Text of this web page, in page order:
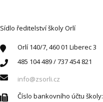
Sídlo ředitelství školy Orlí
Orlí 140/7, 460 01 Liberec 3
485 104 489 / 737 454 821
info@zsorli.cz
Číslo bankovního účtu školy: